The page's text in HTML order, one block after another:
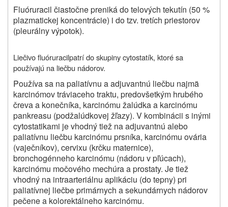
Fluóruracil čiastočne preniká do telových tekutín (50 %
plazmatickej koncentrácie) i do tzv. tretích priestorov
(pleurálny výpotok).
Liečivofluóruracilpatrí do skupiny cytostatík, ktoré sa
používajú na liečbu nádorov.
Používa sa na paliatívnu a adjuvantnú liečbu najmä
karcinómov tráviaceho traktu, predovšetkým hrubého
čreva a konečníka, karcinómu žalúdka a karcinómu
pankreasu (podžalúdkovej žľazy). V kombinácii s inými
cytostatikami je vhodný tiež na adjuvantnú alebo
paliatívnu liečbu karcinómu prsníka, karcinómu ovária
(vaječníkov), cervixu (krčku maternice),
bronchogénneho karcinómu (nádoru v pľúcach),
karcinómu močového mechúra a prostaty. Je tiež
vhodný na intraarteriálnu aplikáciu (do tepny) pri
paliatívnej liečbe primárnych a sekundárnych nádorov
pečene a kolorektálneho karcinómu.